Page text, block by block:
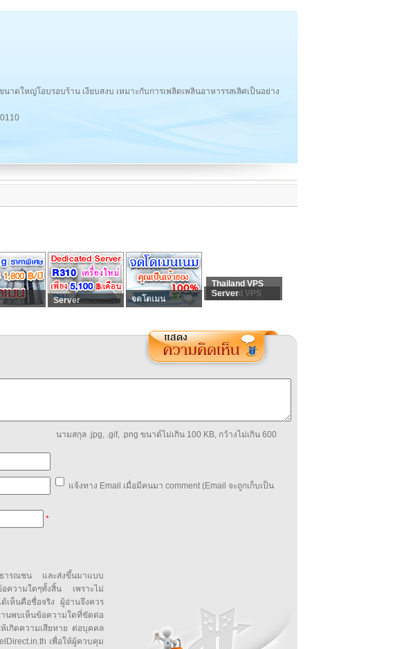
าดใหญ่โอบรอบร้าน เงียบสงบ เหมาะกับการเพลิดเพลินอาหารรสเลิศเป็นอย่าง
Server จดโดเมน
Thailand VPS
Thailand VPS
Server
นามสกุล .jpg, .gif, .png ขนาด์ไม่เกิน 100 KB, กว้างไม่เกิน 600
แจ้งทาง Email เมื่อมีคนมา comment (Email จะถูกเก็บเป็น
*
ธารณชน และส่งขึ้นมาแบบ
ความใดๆทั้งสิ้น เพราะไม่
เห็นคือชื่อจริง ผู้อ่านจึงควร
บเห็นข้อความใดที่ขัดต่อ
เกิดความเสียหาย ต่อบุคคล
เพื่อให้ผู้ควบคุม